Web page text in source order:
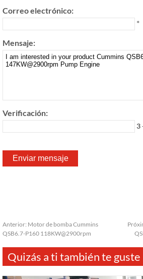
Correo electrónico:
*
Mensaje:
Verificación:
3
Anterior: Motor de bomba Cummins
QSB6.7-P160 118KW@2900rpm
Quizás a ti también te guste